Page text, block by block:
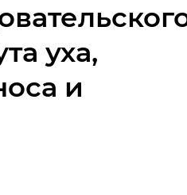
уха,
и